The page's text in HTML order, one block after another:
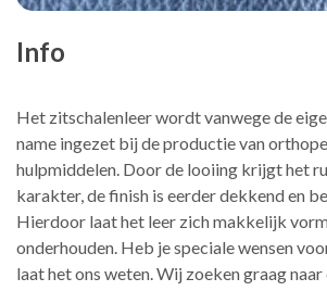
Info
Het zitschalenleer wordt vanwege de
name ingezet bij de productie van
hulpmiddelen. Door de looiing krijgt het
karakter, de finish is eerder dekkend en
Hierdoor laat het leer zich makkelijk
onderhouden. Heb je speciale wensen
laat het ons weten. Wij zoeken graag